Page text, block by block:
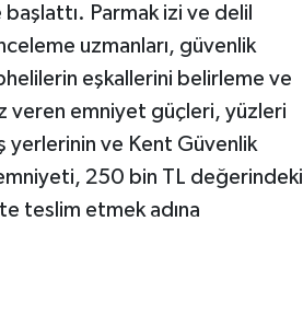
Parmak izi ve delil
uzmanları, güvenlik
eşkallerini belirleme ve
veren emniyet güçleri, yüzleri
yerlerinin ve Kent Güvenlik
250 bin TL değerindeki
teslim etmek adına